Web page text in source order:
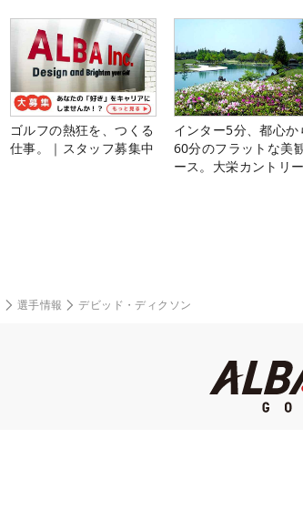
ゴルフの熱狂を、つくる
仕事。｜スタッフ募集中
インター5分、都心か
60分のフラットな美
ース。大栄カントリ
選手情報 デビッド・ディクソン